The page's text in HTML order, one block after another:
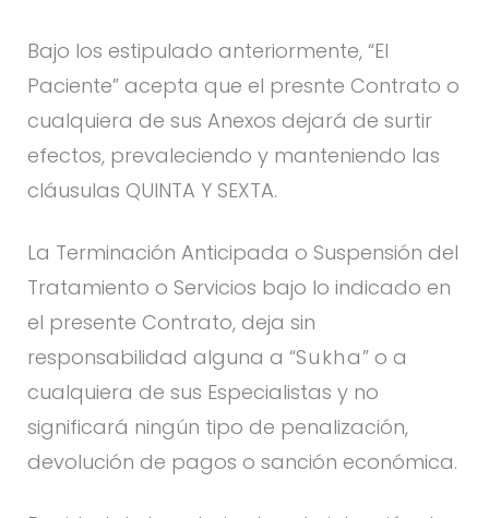
Bajo los estipulado anteriormente, “El
Paciente” acepta que el presnte Contrato o
cualquiera de sus Anexos dejará de surtir
efectos, prevaleciendo y manteniendo las
cláusulas QUINTA Y SEXTA.
La Terminación Anticipada o Suspensión del
Tratamiento o Servicios bajo lo indicado en
el presente Contrato, deja sin
responsabilidad alguna a “Sukha” o a
cualquiera de sus Especialistas y no
significará ningún tipo de penalización,
devolución de pagos o sanción económica.